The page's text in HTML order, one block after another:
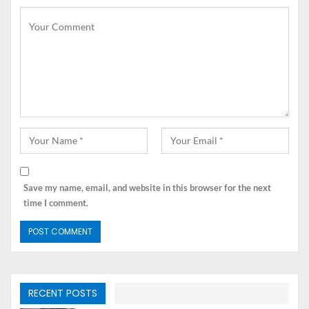
murah namun memiliki kandungan gizi yang cukup untuk
Bahan-bahan:
1 butir telur
1 mi telur kering
2 buah sosis, diiris
Sawi, dipotong
3 siung bawang putih, dihaluskan
2 butir bawang merah, dihaluskan
1 sendok makan saus tiram
1 sendok teh kecap ikan
Save my name, email, and website in this browser for the next
time I comment.
RECENT POSTS